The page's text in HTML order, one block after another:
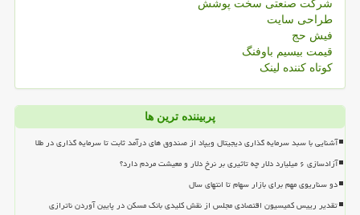
شرکت صنعتی سخت پوشش
طراحی سایت
فیش حج
قیمت بیسیم باوفنگ
کوتاه کننده لینک
پربیننده ترین ها
آشنایی با سبد سرمایه گذاری دیجیتال ویپاد از صندوق های درآمد ثابت تا سرمایه گذاری در طلا
آزادسازی ۶ میلیارد دلار چه تاثیری بر نرخ دلار و معیشت مردم دارد؟
دو سناریوی مهم برای بازار سهام تا انتهای سال
تقدیر رییس کمیسیون اقتصادی مجلس از نقش کلیدی بانک مسکن در پایین آوردن ناترازی